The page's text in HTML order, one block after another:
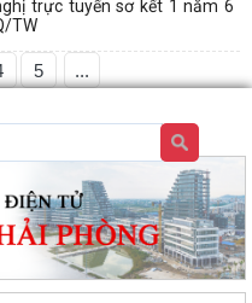
trực tuyến sơ kết 1 năm 6
TW
5 ...